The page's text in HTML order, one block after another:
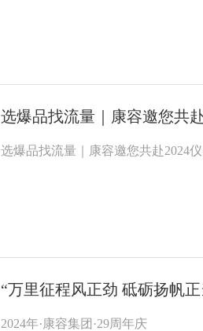
选爆品找流量｜康容邀您共
选爆品找流量｜康容邀您共赴2024
“万里征程风正劲 砥砺扬帆
2024年·康容集团·29周年庆